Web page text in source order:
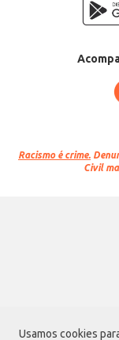
Usamos cookies
Racismo é crime.
Civil